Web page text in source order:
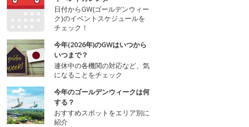
日付からGW(ゴールデンウィー
ク)のイベントスケジュールを
チェック！
今年(2026年)のGWはいつから
いつまで？
連休中の各機関の対応など、気
になることをチェック
今年のゴールデンウィークは何
する？
おすすめスポットをエリア別に
紹介